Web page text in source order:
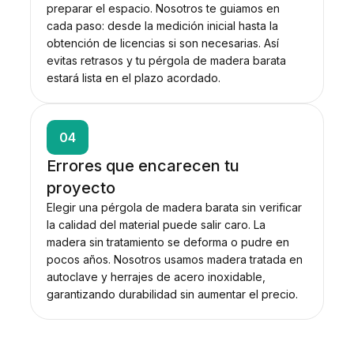
preparar el espacio. Nosotros te guiamos en
cada paso: desde la medición inicial hasta la
obtención de licencias si son necesarias. Así
evitas retrasos y tu pérgola de madera barata
estará lista en el plazo acordado.
04
Errores que encarecen tu
proyecto
Elegir una pérgola de madera barata sin verificar
la calidad del material puede salir caro. La
madera sin tratamiento se deforma o pudre en
pocos años. Nosotros usamos madera tratada en
autoclave y herrajes de acero inoxidable,
garantizando durabilidad sin aumentar el precio.